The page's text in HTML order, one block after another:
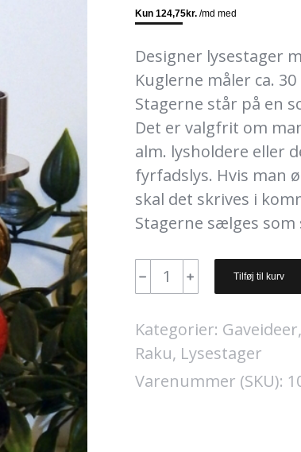
Designer lysestager
Kuglerne måler ca.
Stagerne står på en
Det er valgfrit om
alm. lysholdere eller
fyrfadslys. Hvis man
skal det skrives i
Stagerne sælges
Designer
lysestager.
23
cm.
Lille
﹣ ﹢ Tilføj til kurv
Kategorier: Gaveideer,
Raku, Lysestager
Varenummer (SKU):